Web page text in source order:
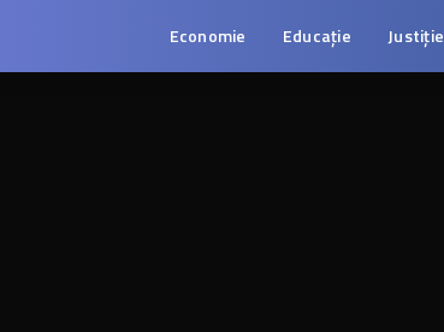
Economie Educație Justiție